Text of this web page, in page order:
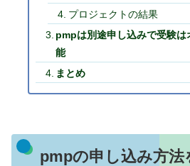
プロジェクトの結果
pmpは別途申し込みで受験は
能
まとめ
pmpの申し込み方法